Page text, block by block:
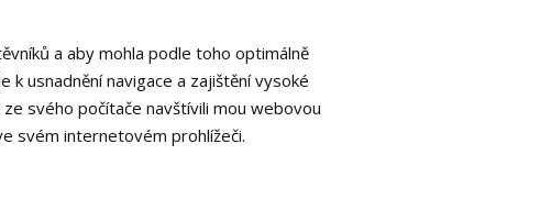
a aby mohla podle toho optimálně
usnadnění navigace a zajištění vysoké
svého počítače navštívili mou webovou
svém internetovém prohlížeči.